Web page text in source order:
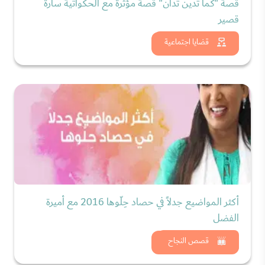
قضايا اجتماعية
قصير
شاهد الان
قصص النجاح
أكثر المواضيع جدلاً في حصاد حِلّوها 2016 مع أميرة
الفضل
شاهد الان